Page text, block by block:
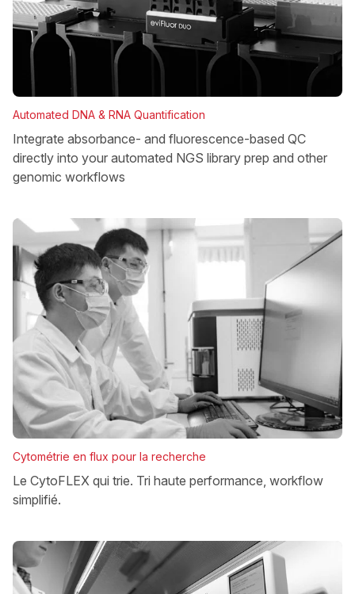
Automated DNA & RNA Quantification
Integrate absorbance- and fluorescence-based QC
directly into your automated NGS library prep and other
genomic workflows
Cytométrie en flux pour la recherche
Le CytoFLEX qui trie. Tri haute performance, workflow
simplifié.